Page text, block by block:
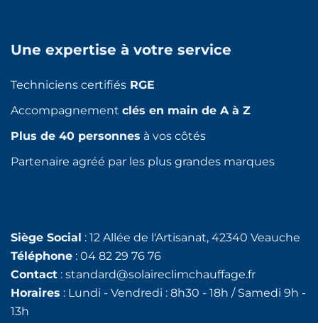
Une expertise à votre service
Techniciens certifiés RGE
Accompagnement clés en main de A à Z
Plus de 40 personnes à vos côtés
Partenaire agréé par les plus grandes marques
Siège Social : 12 Allée de l'Artisanat, 42340 Veauche
Téléphone : 04 82 29 76 76
Contact : standard@solaireclimchauffage.fr
Horaires : Lundi - Vendredi : 8h30 - 18h / Samedi 9h -
13h